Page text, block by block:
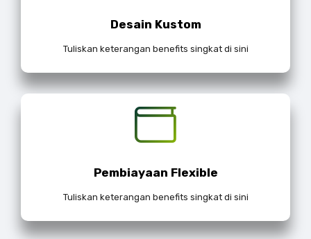
Desain Kustom
Tuliskan keterangan benefits singkat di sini
Pembiayaan Flexible
Tuliskan keterangan benefits singkat di sini